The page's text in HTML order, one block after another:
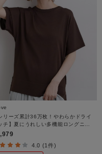
リーズ累計36万枚！やわらかドライ
チ】夏にうれしい多機能ロングニッ
4.0 (1件)